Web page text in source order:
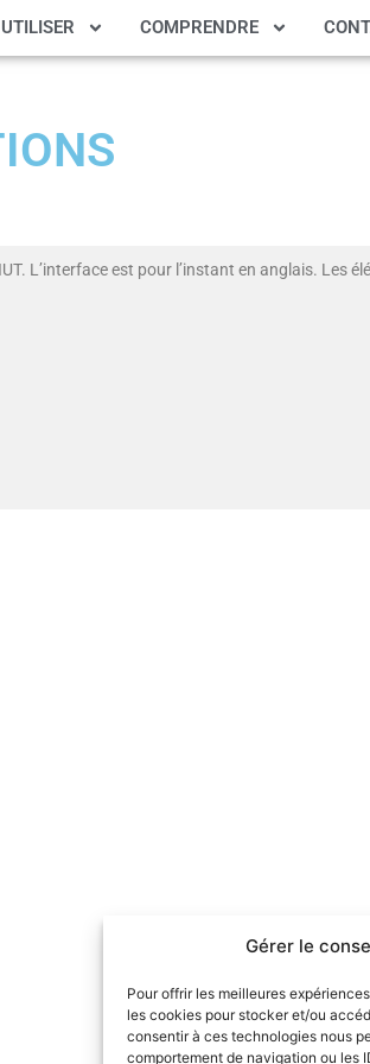
Gérer le
Pour offrir les meilleures
les cookies pour stocker et/ou
consentir à ces technologies nous
comportement de navigation ou les
UTILISER COMPRENDRE
L’interface est pour l’instant en anglais. Les